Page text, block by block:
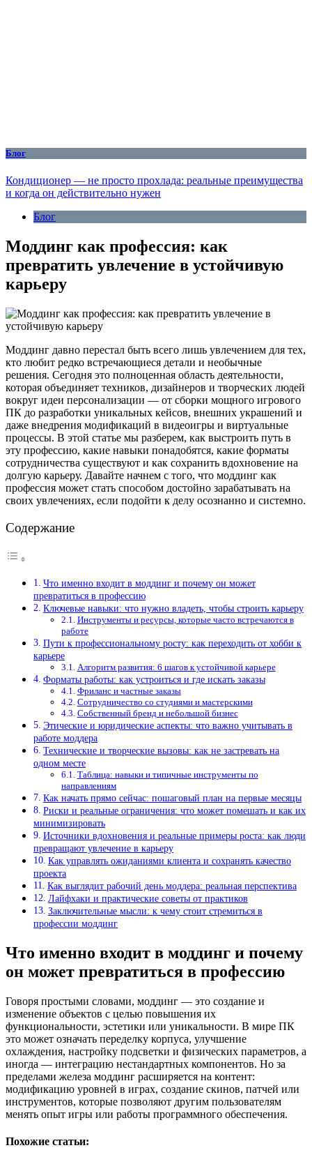
Блог
Кондиционер — не просто прохлада: реальные преимущества
и когда он действительно нужен
Блог
Моддинг как профессия: как
превратить увлечение в устойчивую
карьеру
Моддинг давно перестал быть всего лишь увлечением для тех,
кто любит редко встречающиеся детали и необычные
решения. Сегодня это полноценная область деятельности,
которая объединяет техников, дизайнеров и творческих людей
вокруг идеи персонализации — от сборки мощного игрового
ПК до разработки уникальных кейсов, внешних украшений и
даже внедрения модификаций в видеоигры и виртуальные
процессы. В этой статье мы разберем, как выстроить путь в
эту профессию, какие навыки понадобятся, какие форматы
сотрудничества существуют и как сохранить вдохновение на
долгую карьеру. Давайте начнем с того, что моддинг как
профессия может стать способом достойно зарабатывать на
своих увлечениях, если подойти к делу осознанно и системно.
Содержание
Что именно входит в моддинг и почему он может
превратиться в профессию
Ключевые навыки: что нужно владеть, чтобы строить карьеру
Инструменты и ресурсы, которые часто встречаются в
работе
Пути к профессиональному росту: как переходить от хобби к
карьере
Алгоритм развития: 6 шагов к устойчивой карьере
Форматы работы: как устроиться и где искать заказы
Фриланс и частные заказы
Сотрудничество со студиями и мастерскими
Собственный бренд и небольшой бизнес
Этические и юридические аспекты: что важно учитывать в
работе моддера
Технические и творческие вызовы: как не застревать на
одном месте
Таблица: навыки и типичные инструменты по
направлениям
Как начать прямо сейчас: пошаговый план на первые месяцы
Риски и реальные ограничения: что может помешать и как их
минимизировать
Источники вдохновения и реальные примеры роста: как люди
превращают увлечение в карьеру
Как управлять ожиданиями клиента и сохранять качество
проекта
Как выглядит рабочий день моддера: реальная перспектива
Лайфхаки и практические советы от практиков
Заключительные мысли: к чему стоит стремиться в
профессии моддинг
Что именно входит в моддинг и почему
он может превратиться в профессию
Говоря простыми словами, моддинг — это создание и
изменение объектов с целью повышения их
функциональности, эстетики или уникальности. В мире ПК
это может означать переделку корпуса, улучшение
охлаждения, настройку подсветки и физических параметров, а
иногда — интеграцию нестандартных компонентов. Но за
пределами железа моддинг расширяется на контент:
модификацию уровней в играх, создание скинов, патчей или
инструментов, которые позволяют другим пользователям
менять опыт игры или работы программного обеспечения.
Похожие статьи: